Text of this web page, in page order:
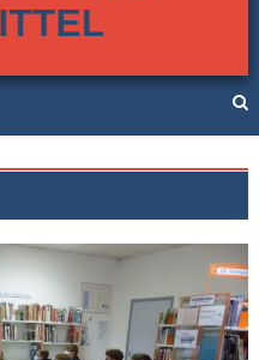
Verne de